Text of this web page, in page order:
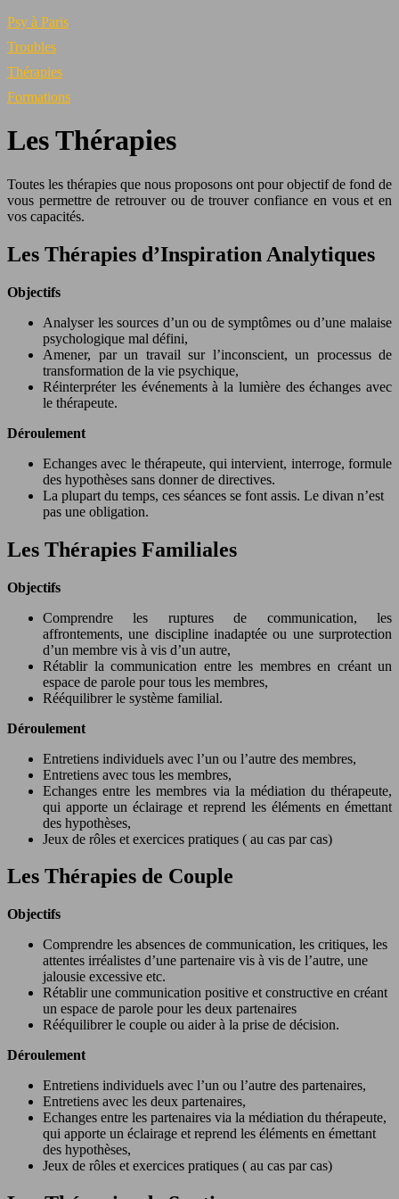
Psy à Paris
Troubles
Thérapies
Formations
Les Thérapies
Toutes les thérapies que nous proposons ont pour objectif de fond de
vous permettre de retrouver ou de trouver confiance en vous et en
vos capacités.
Les Thérapies d’Inspiration Analytiques
Objectifs
Analyser les sources d’un ou de symptômes ou d’une malaise
psychologique mal défini,
Amener, par un travail sur l’inconscient, un processus de
transformation de la vie psychique,
Réinterpréter les événements à la lumière des échanges avec
le thérapeute.
Déroulement
Echanges avec le thérapeute, qui intervient, interroge, formule
des hypothèses sans donner de directives.
La plupart du temps, ces séances se font assis. Le divan n’est
pas une obligation.
Les Thérapies Familiales
Objectifs
Comprendre les ruptures de communication, les
affrontements, une discipline inadaptée ou une surprotection
d’un membre vis à vis d’un autre,
Rétablir la communication entre les membres en créant un
espace de parole pour tous les membres,
Rééquilibrer le système familial.
Déroulement
Entretiens individuels avec l’un ou l’autre des membres,
Entretiens avec tous les membres,
Echanges entre les membres via la médiation du thérapeute,
qui apporte un éclairage et reprend les éléments en émettant
des hypothèses,
Jeux de rôles et exercices pratiques ( au cas par cas)
Les Thérapies de Couple
Objectifs
Comprendre les absences de communication, les critiques, les
attentes irréalistes d’une partenaire vis à vis de l’autre, une
jalousie excessive etc.
Rétablir une communication positive et constructive en créant
un espace de parole pour les deux partenaires
Rééquilibrer le couple ou aider à la prise de décision.
Déroulement
Entretiens individuels avec l’un ou l’autre des partenaires,
Entretiens avec les deux partenaires,
Echanges entre les partenaires via la médiation du thérapeute,
qui apporte un éclairage et reprend les éléments en émettant
des hypothèses,
Jeux de rôles et exercices pratiques ( au cas par cas)